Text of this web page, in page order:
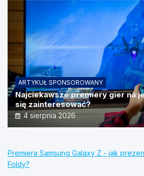
ARTYKUŁ SPONSOROWANY
Najciekawsze premiery gier na
się zainteresować?
4 sierpnia 2026
Premiera Samsung Galaxy Z - jak
Foldy?